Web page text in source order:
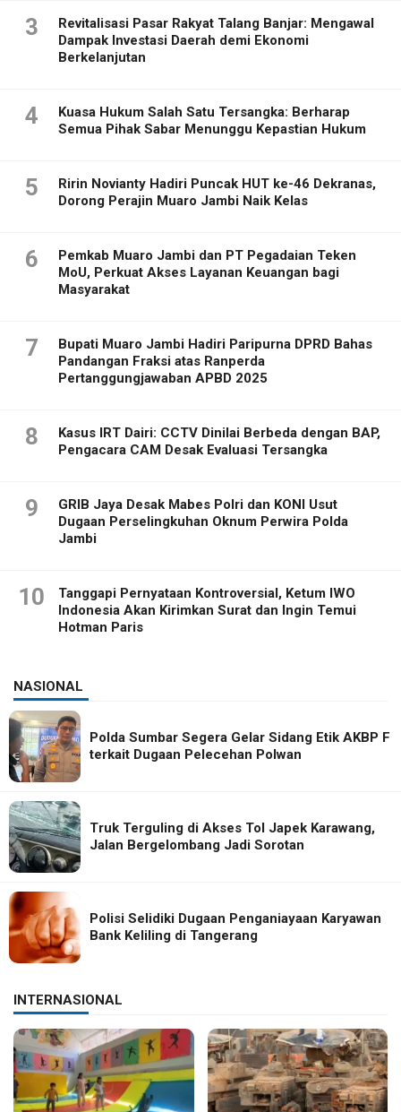
3
Revitalisasi Pasar Rakyat Talang Banjar: Mengawal
Dampak Investasi Daerah demi Ekonomi
Berkelanjutan
4
Kuasa Hukum Salah Satu Tersangka: Berharap
Semua Pihak Sabar Menunggu Kepastian Hukum
5
Ririn Novianty Hadiri Puncak HUT ke-46 Dekranas,
Dorong Perajin Muaro Jambi Naik Kelas
6
Pemkab Muaro Jambi dan PT Pegadaian Teken
MoU, Perkuat Akses Layanan Keuangan bagi
Masyarakat
7
Bupati Muaro Jambi Hadiri Paripurna DPRD Bahas
Pandangan Fraksi atas Ranperda
Pertanggungjawaban APBD 2025
8
Kasus IRT Dairi: CCTV Dinilai Berbeda dengan BAP,
Pengacara CAM Desak Evaluasi Tersangka
9
GRIB Jaya Desak Mabes Polri dan KONI Usut
Dugaan Perselingkuhan Oknum Perwira Polda
Jambi
10
Tanggapi Pernyataan Kontroversial, Ketum IWO
Indonesia Akan Kirimkan Surat dan Ingin Temui
Hotman Paris
NASIONAL
Polda Sumbar Segera Gelar Sidang Etik AKBP F
terkait Dugaan Pelecehan Polwan
Truk Terguling di Akses Tol Japek Karawang,
Jalan Bergelombang Jadi Sorotan
Polisi Selidiki Dugaan Penganiayaan Karyawan
Bank Keliling di Tangerang
INTERNASIONAL